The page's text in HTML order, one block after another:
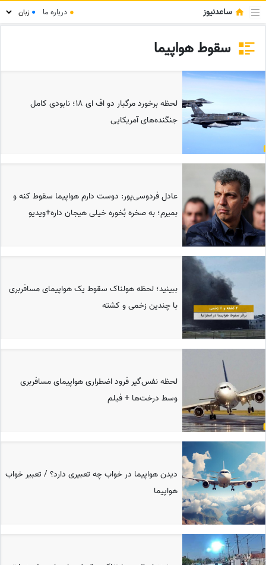
ساعدنیوز ● درباره ما ●
سقوط هواپیما
لحظه برخورد مرگبار دو اف‌ ای‌ 18؛ نابودی کامل
جنگنده‌های آمریکایی
عادل فردوسی‌پور: دوست دارم هواپیما سقوط کنه و
بمیرم؛ به صخره بُخوره خیلی هیجان داره+ویدیو
ببینید؛ لحظه هولناک سقوط یک هواپیمای مسافربری
با چندین زخمی و کشته
لحظه نفس‌گیر فرود اضطراری هواپیمای مسافربری
وسط درخت‌ها ‍+ فیلم
دیدن هواپیما در خواب چه تعبیری دارد؟ / تعبیر خواب
هواپیما